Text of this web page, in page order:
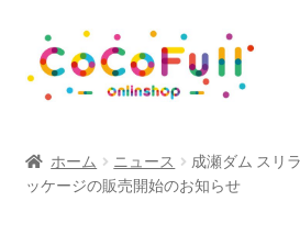
ビ
シ
ン
ツ
CoCoFullとは？
ホーム ニュース
成瀬ダム スリ
ッケージの販売開始のお知らせ